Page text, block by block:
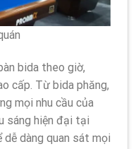
bida theo giờ,
cấp. Từ bida phăng,
mọi nhu cầu của
sáng hiện đại tại
dàng quan sát mọi